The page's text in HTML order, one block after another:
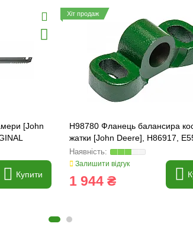
[John
Купити
Хіт продаж
H98780 Фланець балансира
жатки [John Deere], H86917,
Залишити відгук
1 944 ₴